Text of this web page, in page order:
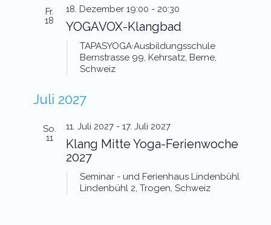
Fr.
18
YOGAVOX-Klangbad
18. Dezember 19:00 - 20:30
TAPASYOGA·Ausbildungsschule
Bernstrasse 99, Kehrsatz, Berne,
Schweiz
Juli 2027
So.
11
Klang Mitte Yoga-Ferienwoche
2027
11. Juli 2027- 17. Juli 2027
Seminar - und Ferienhaus Lindenbühl
Lindenbühl 2, Trogen, Schweiz